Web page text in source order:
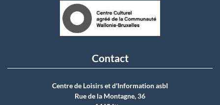
Contact
Centre de Loisirs et d'Information asbI
Rue de la Montagne, 36